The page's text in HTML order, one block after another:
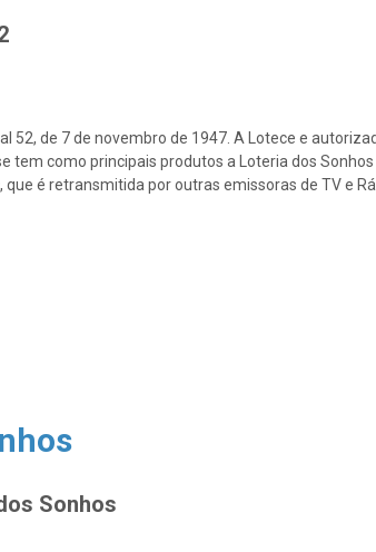
de 7 de novembro de 1947. A Lotece e
tem como principais produtos a Loteria dos
é retransmitida por outras emissoras de TV e
Sonhos